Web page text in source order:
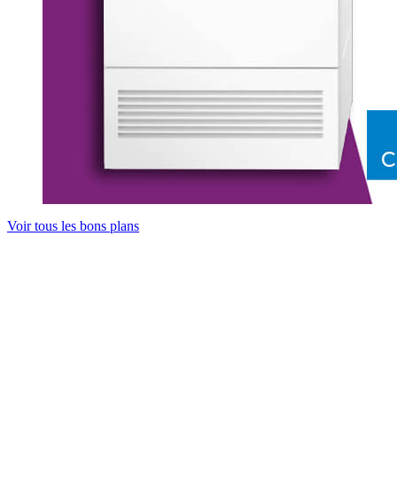
Voir tous les bons plans